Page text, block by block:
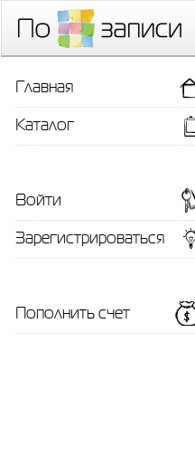
Главная
Каталог
Войти
Зарегистрироваться
Пополнить счет